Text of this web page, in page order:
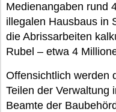
Medienangaben rund
illegalen Hausbaus in
die Abrissarbeiten
Rubel – etwa 4
Offensichtlich werden
Teilen der Verwaltung
Beamte der